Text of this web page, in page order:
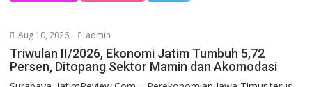
Aug 10, 2026 admin
Triwulan II/2026, Ekonomi Jatim Tumbuh 5,72
Persen, Ditopang Sektor Mamin dan Akomodasi